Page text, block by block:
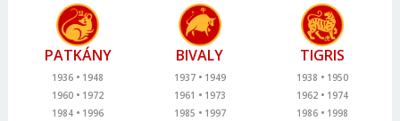
PATKÁNY
1936
1948
1960
1972
1984
1996
BIVALY
1937
1949
1961
1973
1985
1997
TIGRIS
1938
1950
1962
1974
1986
1998